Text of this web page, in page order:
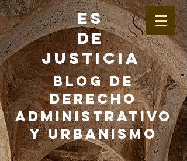
ES
DE
JUSTICIA
BLOG DE
DERECHO
ADMINISTRATIVO
Y URBANISMO